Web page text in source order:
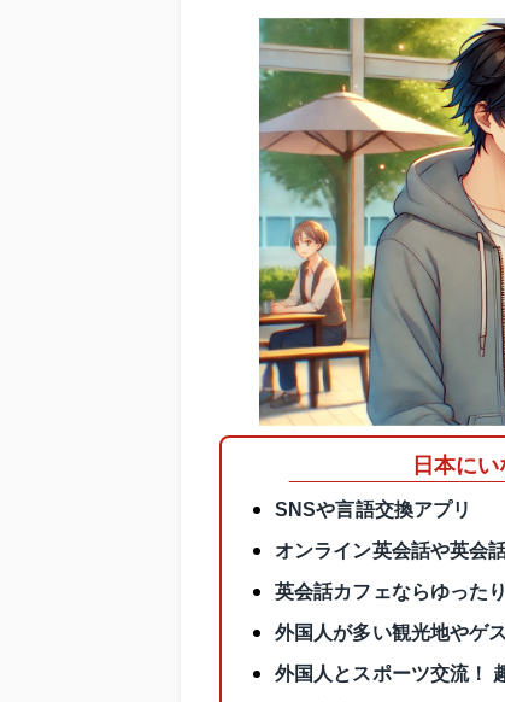
日本に
SNSや言語交換アプリ
オンライン英会話や英会
英会話カフェならゆった
外国人が多い観光地やゲ
外国人とスポーツ交流！